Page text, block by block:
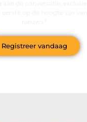
Registreer vandaag